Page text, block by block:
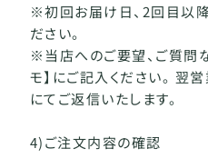
※初回お届け日、2回目以
ださい。
※当店へのご要望、ご質問
モ】にご記入ください。 翌
にてご返信いたします。
4)ご注文内容の確認